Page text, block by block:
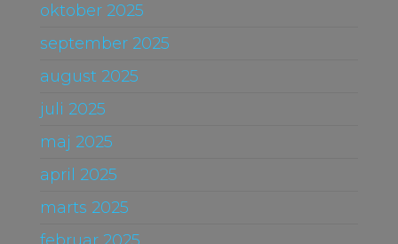
oktober 2025
september 2025
august 2025
juli 2025
maj 2025
april 2025
marts 2025